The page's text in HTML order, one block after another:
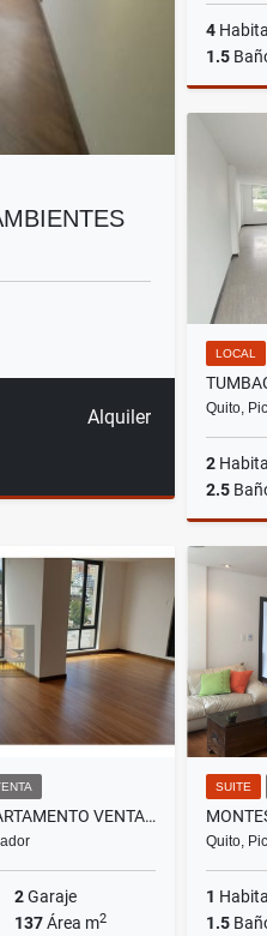
Alquiler
4
1.5
LOCAL
Quito,
2
2.5
PINAR BAJO, DEPARTAMENTO VENTA, 137M2, 3 HABITACIONES
2Garaje
137Área m2
SUITE
Quito,
1
1.5